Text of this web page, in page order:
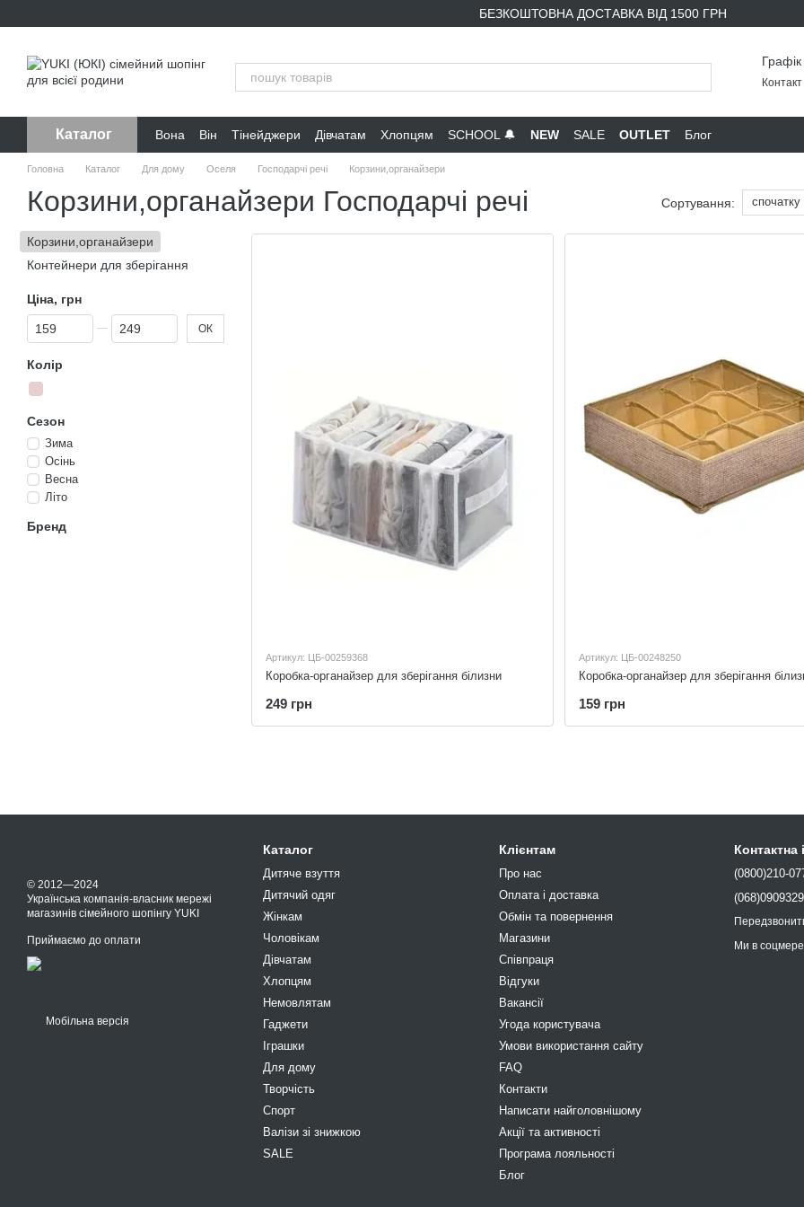
БЕЗКОШТОВНА ДОСТАВКА ВІД 1500 ГРН
Каталог Вона Він Тінейджери Дівчатам Хлопцям SCHOOL 🔔 NEW SALE OUTLET Блог
Головна Каталог Для дому Оселя Господарчі речі Корзини,органайзери
Корзини,органайзери Господарчі речі Сортування: спочатку
Артикул: ЦБ-00259368
Коробка-органайзер для зберігання білизни
249 грн
Артикул: ЦБ-00248250
Коробка-органайзер для зберігання
159 грн
Корзини,органайзери
Контейнери для зберігання
Ціна, грн
Від Ціна, грн
До Ціна, грн ОК
Колір
Сезон
Зима
Осінь
Весна
Літо
Бренд
© 2012—2024
Українська компанія-власник мережі
магазинів сімейного шопінгу YUKI
Приймаємо до оплати
Мобільна версія
Каталог
Дитяче взуття
Дитячий одяг
Жінкам
Чоловікам
Дівчатам
Хлопцям
Немовлятам
Гаджети
Іграшки
Для дому
Творчість
Спорт
Валізи зі знижкою
SALE
Клієнтам
Про нас
Оплата і доставка
Обмін та повернення
Магазини
Співпраця
Відгуки
Вакансії
Угода користувача
Умови використання сайту
FAQ
Контакти
Написати найголовнішому
Акції та активності
Програма лояльності
Блог
Контактна
(0800)210-
(068)0909329
Ми в